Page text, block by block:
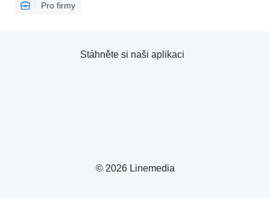
Pro firmy
© 2026 Linemedia
Stáhněte si naši aplikaci